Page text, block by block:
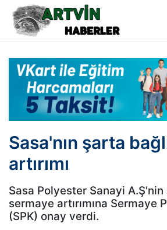
Sasa'nın şarta
artırımı
Sasa Polyester Sanayi A.Ş'nin
sermaye artırımına Sermaye
(SPK) onay verdi.